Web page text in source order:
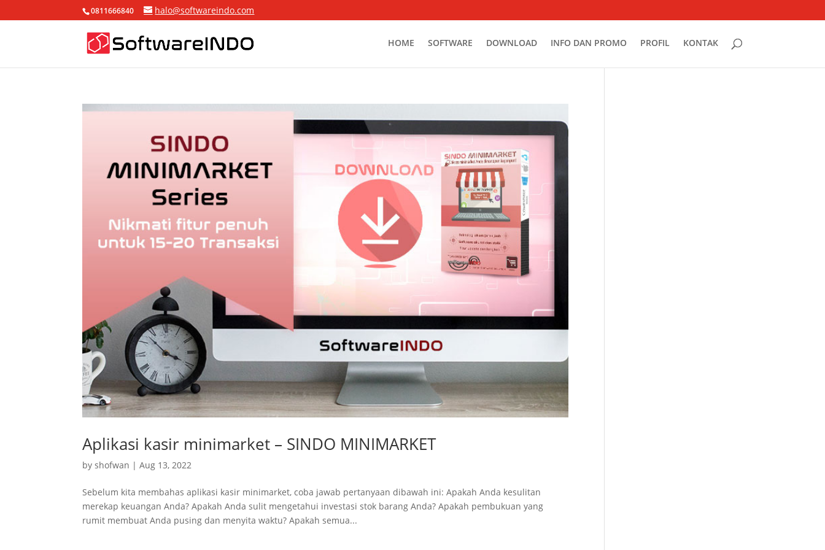
0811666840 halo@softwareindo.com
HOME SOFTWARE DOWNLOAD INFO DAN PROMO PROFIL KONTAK
Aplikasi kasir minimarket – SINDO MINIMARKET
byshofwan |Aug 13, 2022
Sebelum kita membahas aplikasi kasir minimarket, coba jawab pertanyaan dibawah ini: Apakah Anda kesulitan
merekap keuangan Anda? Apakah Anda sulit mengetahui investasi stok barang Anda? Apakah pembukuan yang
rumit membuat Anda pusing dan menyita waktu? Apakah semua...